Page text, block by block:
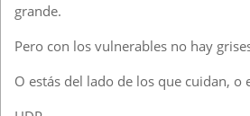
grande.
Pero con los vulnerables no hay
O estás del lado de los que cuidan, o